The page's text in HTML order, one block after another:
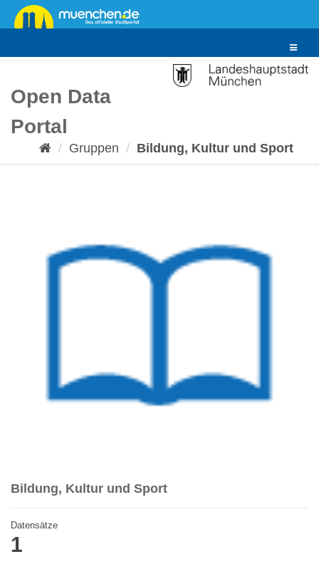
Überspringen
zum
Toggle
Open Data
Portal
Gruppen Bildung, Kultur und Sport
Bildung, Kultur und Sport
Datensätze
1